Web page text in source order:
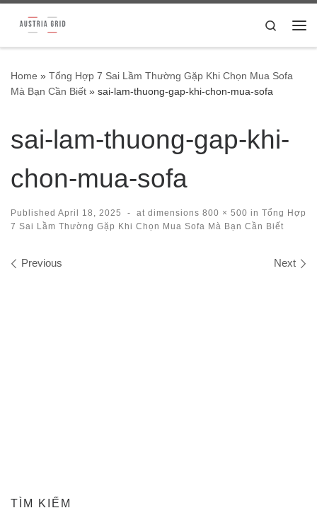
Skip to content
Search
Home » Tổng Hợp 7 Sai Lầm Thường Gặp Khi Chọn Mua Sofa
Mà Bạn Cần Biết » sai-lam-thuong-gap-khi-chon-mua-sofa
sai-lam-thuong-gap-khi-
chon-mua-sofa
Published April 18, 2025 - at dimensions 800 × 500 in Tổng Hợp
7 Sai Lầm Thường Gặp Khi Chọn Mua Sofa Mà Bạn Cần Biết
Images navigation
Previous Next
TÌM KIẾM